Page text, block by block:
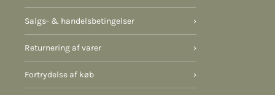
Salgs- & handelsbetingelser ›
Returnering af varer ›
Fortrydelse af køb ›